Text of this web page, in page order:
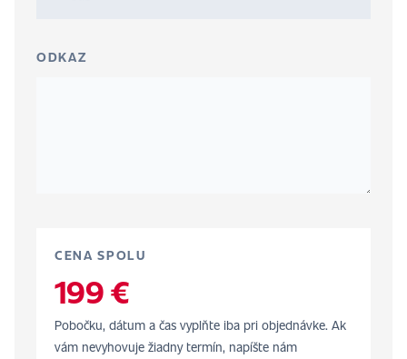
ODKAZ
CENA SPOLU
199 €
Pobočku, dátum a čas vyplňte iba pri objednávke. Ak
vám nevyhovuje žiadny termín, napíšte nám